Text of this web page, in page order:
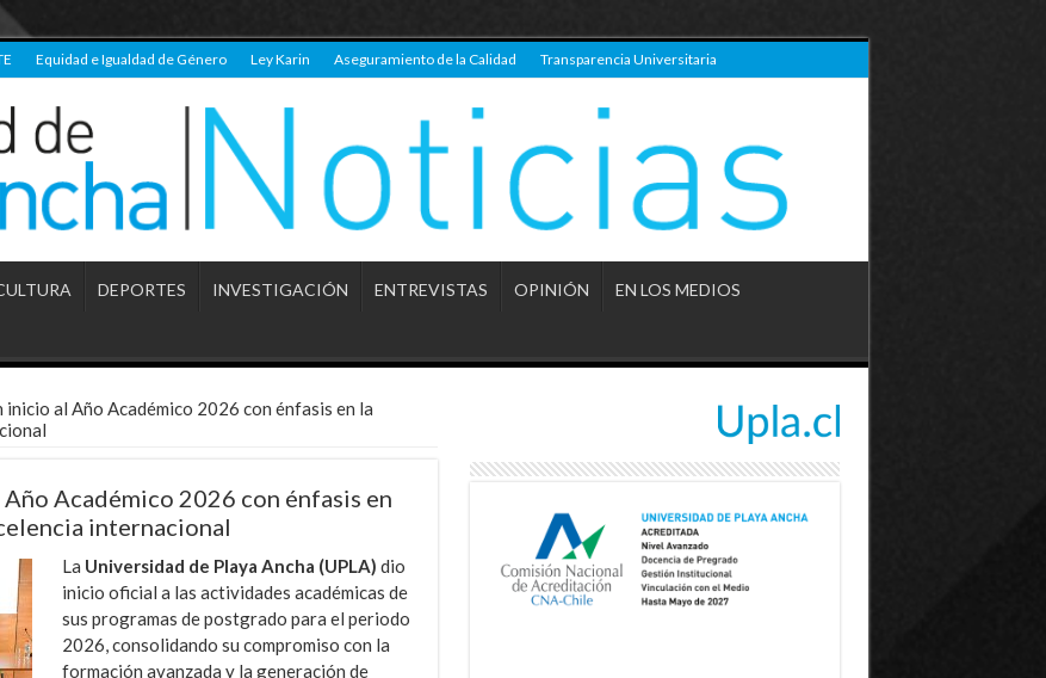
Equidad e Igualdad de Género Ley Karin Aseguramiento de la Calidad Transparencia Universitaria
DEPORTES INVESTIGACIÓN ENTREVISTAS OPINIÓN EN LOS MEDIOS
al Año Académico 2026 con énfasis en la
Académico 2026 con énfasis en
internacional
La Universidad de Playa Ancha (UPLA) dio
inicio oficial a las actividades académicas de
sus programas de postgrado para el periodo
2026, consolidando su compromiso con la
formación avanzada y la generación de